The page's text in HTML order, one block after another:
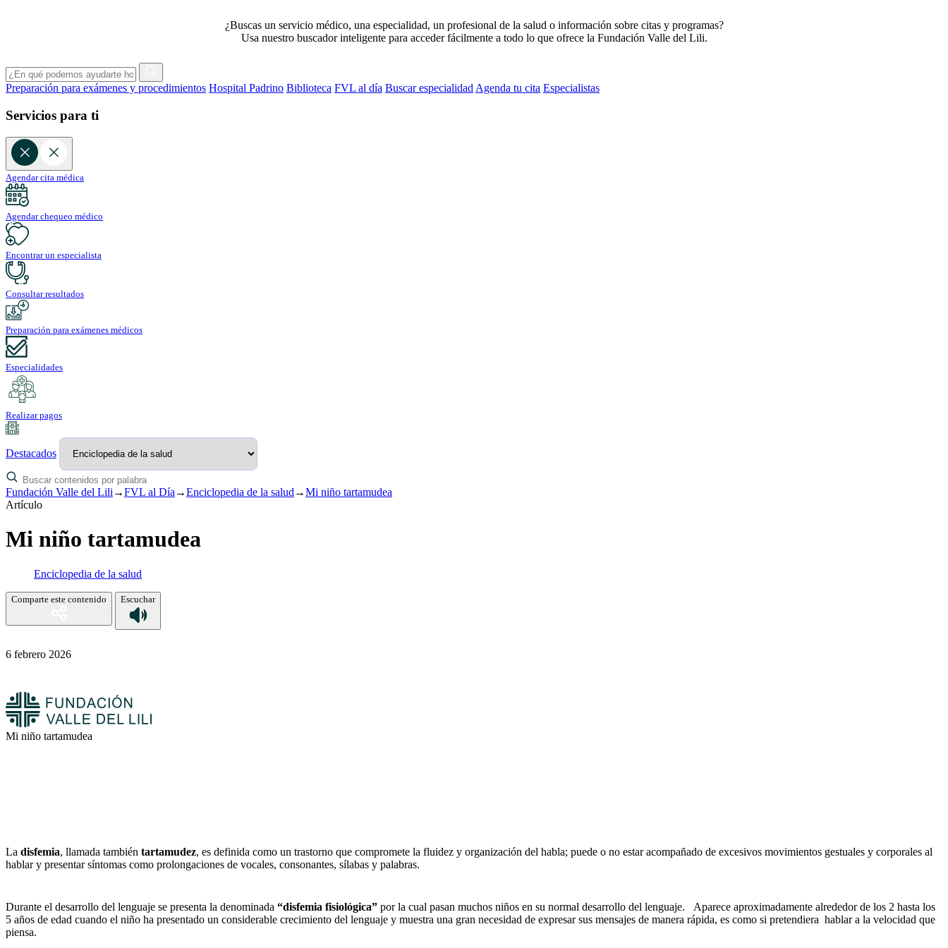
¿Buscas un servicio médico, una especialidad, un profesional de la salud o información sobre citas y programas?
Usa nuestro buscador inteligente para acceder fácilmente a todo lo que ofrece la Fundación Valle del Lili.
Preparación para exámenes y procedimientos Hospital Padrino Biblioteca FVL al día Buscar especialidad Agenda tu cita Especialistas
Servicios para ti
Agendar cita médica
Agendar chequeo médico
Encontrar un especialista
Consultar resultados
Preparación para exámenes médicos
Especialidades
Realizar pagos
Destacados
Fundación Valle del Lili →FVL al Día →Enciclopedia de la salud →Mi niño tartamudea
Artículo
Mi niño tartamudea
Enciclopedia de la salud
Comparte este contenido Escuchar
6 febrero 2026
Mi niño tartamudea
La disfemia, llamada también tartamudez, es definida como un trastorno que compromete la fluidez y organización del habla; puede o no estar acompañado de excesivos movimientos gestuales y corporales al
hablar y presentar síntomas como prolongaciones de vocales, consonantes, sílabas y palabras.
Durante el desarrollo del lenguaje se presenta la denominada “disfemia fisiológica” por la cual pasan muchos niños en su normal desarrollo del lenguaje. Aparece aproximadamente alrededor de los 2 hasta los
5 años de edad cuando el niño ha presentado un considerable crecimiento del lenguaje y muestra una gran necesidad de expresar sus mensajes de manera rápida, es como si pretendiera hablar a la velocidad que
piensa.